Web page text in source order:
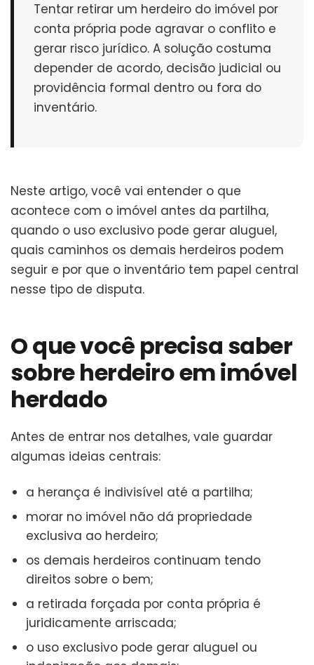
Tentar retirar um herdeiro do imóvel por
conta própria pode agravar o conflito e
gerar risco jurídico. A solução costuma
depender de acordo, decisão judicial ou
providência formal dentro ou fora do
inventário.
Neste artigo, você vai entender o que
acontece com o imóvel antes da partilha,
quando o uso exclusivo pode gerar aluguel,
quais caminhos os demais herdeiros podem
seguir e por que o inventário tem papel central
nesse tipo de disputa.
O que você precisa saber
sobre herdeiro em imóvel
herdado
Antes de entrar nos detalhes, vale guardar
algumas ideias centrais:
a herança é indivisível até a partilha;
morar no imóvel não dá propriedade
exclusiva ao herdeiro;
os demais herdeiros continuam tendo
direitos sobre o bem;
a retirada forçada por conta própria é
juridicamente arriscada;
o uso exclusivo pode gerar aluguel ou